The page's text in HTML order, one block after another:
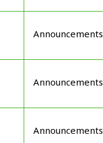
Announcements
Announcements
Announcements